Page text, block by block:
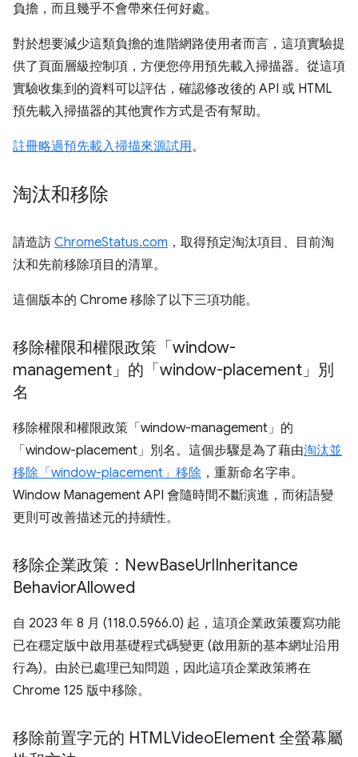
負擔，而且幾乎不會帶來任何好處。
對於想要減少這類負擔的進階網路使用者而言，這項實驗提
供了頁面層級控制項，方便您停用預先載入掃描器。從這項
實驗收集到的資料可以評估，確認修改後的 API 或 HTML
預先載入掃描器的其他實作方式是否有幫助。
註冊略過預先載入掃描來源試用。
淘汰和移除
請造訪 ChromeStatus.com ，取得預定淘汰項目、目前淘
汰和先前移除項目的清單。
這個版本的 Chrome 移除了以下三項功能。
移除權限和權限政策「window-
management」的「window-placement」別
名
移除權限和權限政策「window-management」的
「window-placement」別名。這個步驟是為了藉由淘汰並
移除「window-placement」移除 ，重新命名字串。
Window Management API 會隨時間不斷演進，而術語變
更則可改善描述元的持續性。
移除企業政策：NewBaseUrlInheritance
BehaviorAllowed
自 2023 年 8 月 (118.0.5966.0) 起，這項企業政策覆寫功能
已在穩定版中啟用基礎程式碼變更 (啟用新的基本網址沿用
行為)。由於已處理已知問題，因此這項企業政策將在
Chrome 125 版中移除。
移除前置字元的 HTMLVideoElement 全螢幕屬